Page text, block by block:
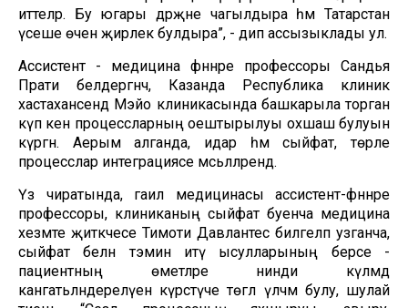
иттеләр. Бу югары дәрәҗәне чагылдыра һәм Татарстан
үсеше өчен җирлек булдыра”, - дип ассызыклады ул.
Ассистент - медицина фәннәре профессоры Сандья
Прати белдергәнчә, Казанда Республика клиник
хастаханәсендә Мэйо клиникасында башкарыла торган
күп кенә процессларның оештырылуы охшаш булуын
күргән. Аерым алганда, идарә һәм сыйфат, төрле
процесслар интеграциясе мәсьәләләрендә.
Үз чиратында, гаилә медицинасы ассистент-фәннәре
профессоры, клиниканың сыйфат буенча медицина
хезмәте җитәкчесе Тимоти Давлантес билгеләп узганча,
сыйфат белән тәэмин итү ысулларының берсе -
пациентның өметләре нинди күләмдә
канәгатьләндерелүен күрсәтүче төгәл үлчәм булу, шулай